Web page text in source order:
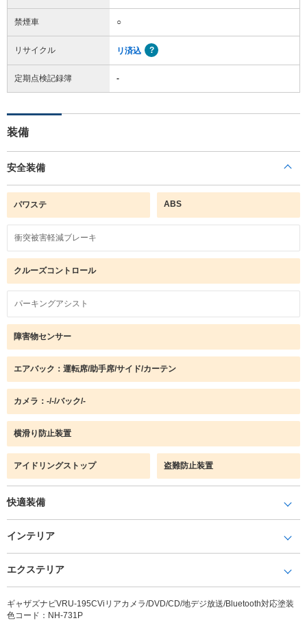
禁煙車 ○
リサイクル リ済込
定期点検記録簿 -
装備
安全装備
パワステ ABS
衝突被害軽減ブレーキ
クルーズコントロール
パーキングアシスト
障害物センサー
エアバック：運転席/助手席/サイド/カーテン
カメラ：-/-/バック/-
横滑り防止装置
アイドリングストップ 盗難防止装置
快適装備
インテリア
エクステリア
ギャザズナビVRU-195CViリアカメラ/DVD/CD/地デジ放送/Bluetooth対応塗装
色コード：NH-731P